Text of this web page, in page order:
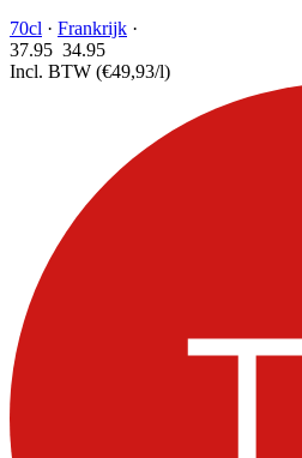
70cl · Frankrijk ·
37.95 34.95
Incl. BTW (€49,93/l)